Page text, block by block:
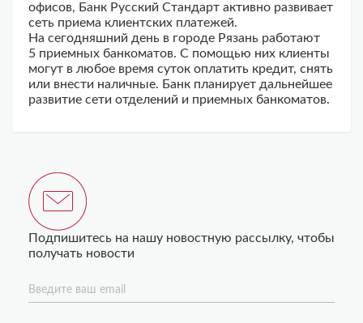
офисов, Банк Русский Стандарт активно развивает
сеть приема клиентских платежей.
На сегодняшний день в городе Рязань работают
5 приемных банкоматов. С помощью них клиенты
могут в любое время суток оплатить кредит, снять
или внести наличные. Банк планирует дальнейшее
развитие сети отделений и приемных банкоматов.
Подпишитесь на нашу новостную рассылку, чтобы
получать новости
Введите ваш email